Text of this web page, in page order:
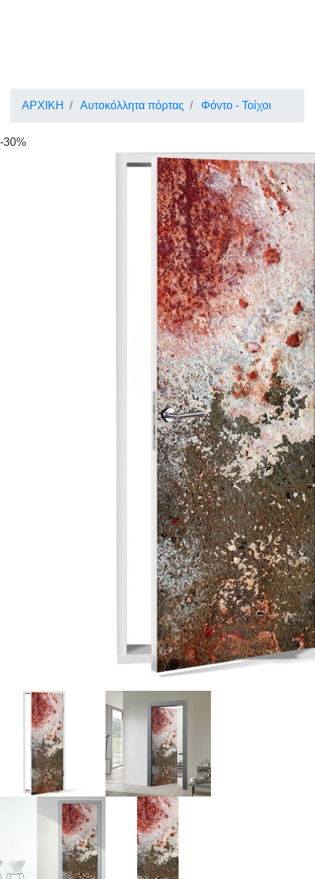
ΑΡΧΙΚΗ Αυτοκόλλητα πόρτας Φόντο - Τοίχοι
-30%